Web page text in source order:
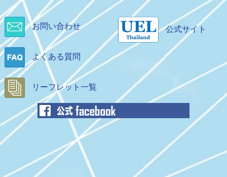
ウ
で
開
お問い合わせ
ン
ド
ウ
開
く
よくある質問
リーフレット一覧
公式サイト
ン
開